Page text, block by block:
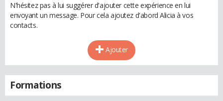
N'hésitez pas à lui suggérer d'ajouter cette expérience en lui
envoyant un message. Pour cela ajoutez d'abord Alicia à vos
contacts.
Ajouter
Formations